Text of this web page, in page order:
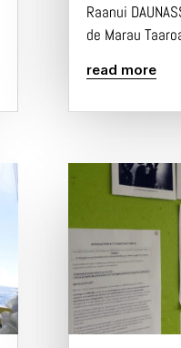
Raanui
de Marau
read more